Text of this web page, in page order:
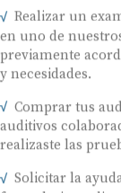
Realizar un
en uno de
previamente
y necesidades.
Comprar tus
auditivos
realizaste las
Solicitar la